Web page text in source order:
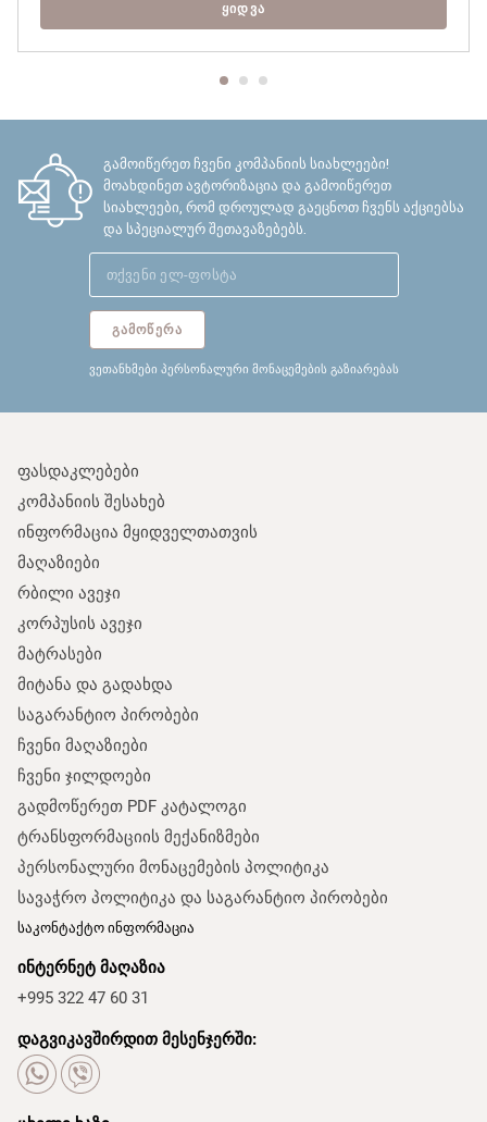
ᲧᲘᲓᲕᲐ
გამოიწერეთ ჩვენი კომპანიის სიახლეები!
მოახდინეთ ავტორიზაცია და გამოიწერეთ
სიახლეები, რომ დროულად გაეცნოთ ჩვენს აქციებსა
და სპეციალურ შეთავაზებებს.
ᲒᲐᲛᲝᲬᲔᲠᲐ
ვეთანხმები პერსონალური მონაცემების გაზიარებას
ფასდაკლებები
კომპანიის შესახებ
ინფორმაცია მყიდველთათვის
მაღაზიები
რბილი ავეჯი
კორპუსის ავეჯი
მატრასები
მიტანა და გადახდა
საგარანტიო პირობები
ჩვენი მაღაზიები
ჩვენი ჯილდოები
გადმოწერეთ PDF კატალოგი
ტრანსფორმაციის მექანიზმები
პერსონალური მონაცემების პოლიტიკა
სავაჭრო პოლიტიკა და საგარანტიო პირობები
საკონტაქტო ინფორმაცია
ინტერნეტ მაღაზია
+995 322 47 60 31
დაგვიკავშირდით მესენჯერში: